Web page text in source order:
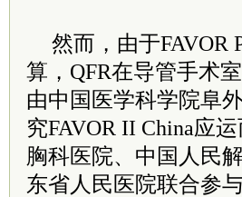
然而，由于FAVOR
算，QFR在导管手术
由中国医学科学院阜
究FAVOR II China应
胸科医院、中国人民
东省人民医院联合参